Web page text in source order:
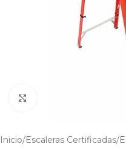
Inicio/Escaleras Certificadas/